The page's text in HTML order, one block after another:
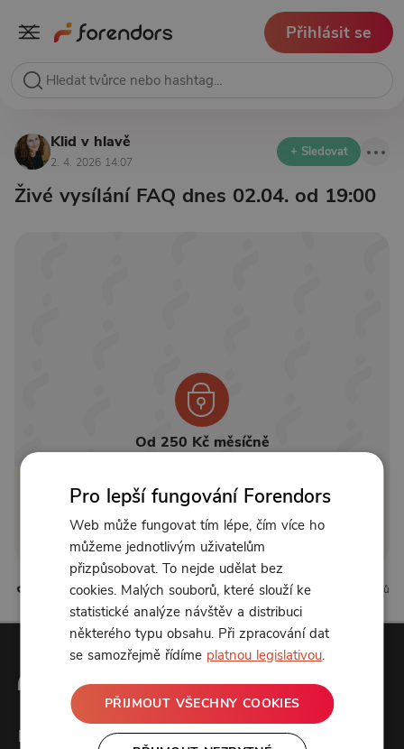
Přihlásit se
Klid v hlavě
2. 4. 2026 14:07
+ Sledovat
Živé vysílání FAQ dnes 02.04. od 19:00
Od 250 Kč měsíčně
Klikněte pro odemčení
nebo sepřihlaste
3 líbí 5 komentářů
Forendors
Pro lepší fungování Forendors
Web může fungovat tím lépe, čím více ho
můžeme jednotlivým uživatelům
přizpůsobovat. To nejde udělat bez
cookies. Malých souborů, které slouží ke
statistické analýze návštěv a distribuci
některého typu obsahu. Při zpracování dat
se samozřejmě řídíme platnou legislativou.
PŘIJMOUT VŠECHNY COOKIES